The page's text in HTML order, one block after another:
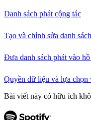
Danh sách phát cộng tác
Tạo và chỉnh sửa danh
Đưa danh sách phát vào hồ
Quyền dữ liệu và lựa chọn
Bài viết này có hữu ích